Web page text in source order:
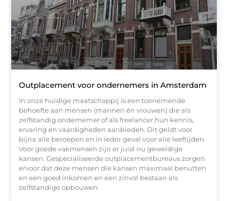
Outplacement voor ondernemers in Amsterdam
In onze huidige maatschappij is een toenemende
behoefte aan mensen (mannen én vrouwen) die als
zelfstandig ondernemer of als freelancer hun kennis,
ervaring en vaardigheden aanbieden. Dit geldt voor
bijna alle beroepen en in ieder geval voor alle leeftijden.
Voor goede vakmensen zijn er juist nu geweldige
kansen. Gespecialiseerde outplacementbureaus zorgen
ervoor dat deze mensen die kansen maximaal benutten
en een goed inkomen en een zinvol bestaan als
zelfstandige opbouwen.